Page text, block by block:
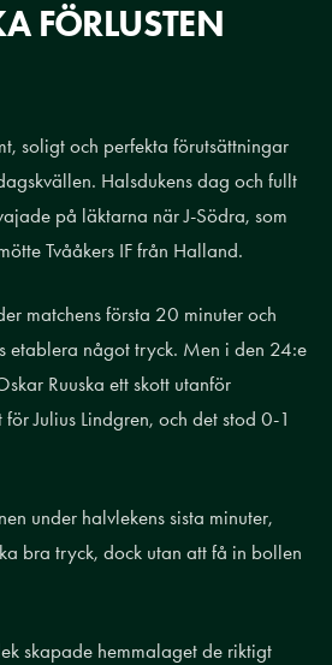
FÖRLUSTEN
soligt och perfekta förutsättningar
Halsdukens dag och fullt
på läktarna när J-Södra, som
Tvååkers IF från Halland.
matchens första 20 minuter och
etablera något tryck. Men i den 24:e
Ruuska ett skott utanför
Julius Lindgren, och det stod 0-1
under halvlekens sista minuter,
bra tryck, dock utan att få in bollen
skapade hemmalaget de riktigt